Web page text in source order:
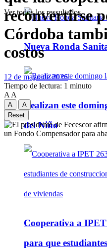
Nueva Ronda
Realizan este
del Niño
Cooperativa a
para que
Ver todos los ressultados
reconvertirse
Córdoba
costos
12 de mayo de 2026
Tiempo de lectura: 1 minuto
A A
A
A
Reset